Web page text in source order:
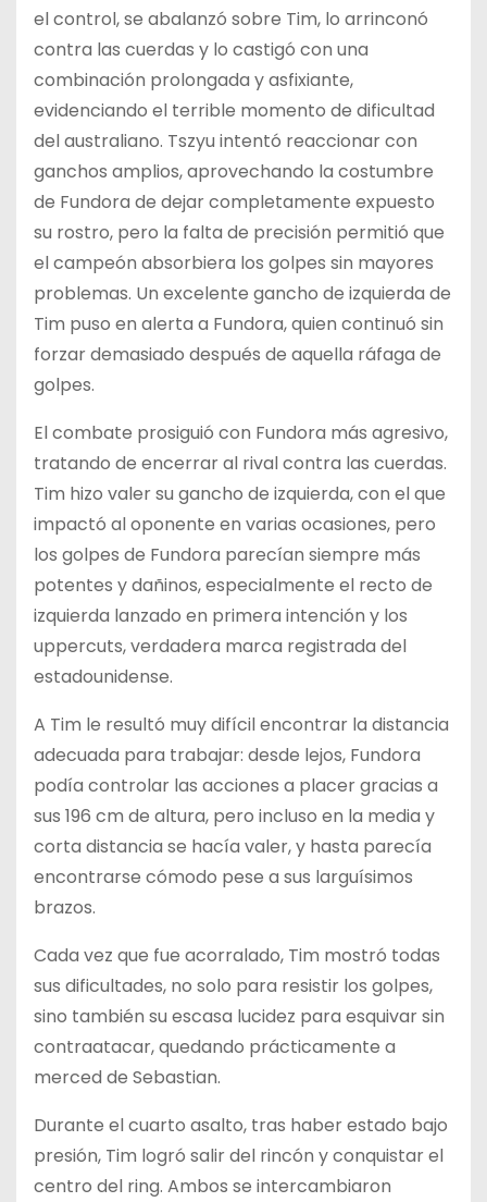
el control, se abalanzó sobre Tim, lo arrinconó
contra las cuerdas y lo castigó con una
combinación prolongada y asfixiante,
evidenciando el terrible momento de dificultad
del australiano. Tszyu intentó reaccionar con
ganchos amplios, aprovechando la costumbre
de Fundora de dejar completamente expuesto
su rostro, pero la falta de precisión permitió que
el campeón absorbiera los golpes sin mayores
problemas. Un excelente gancho de izquierda de
Tim puso en alerta a Fundora, quien continuó sin
forzar demasiado después de aquella ráfaga de
golpes.
El combate prosiguió con Fundora más agresivo,
tratando de encerrar al rival contra las cuerdas.
Tim hizo valer su gancho de izquierda, con el que
impactó al oponente en varias ocasiones, pero
los golpes de Fundora parecían siempre más
potentes y dañinos, especialmente el recto de
izquierda lanzado en primera intención y los
uppercuts, verdadera marca registrada del
estadounidense.
A Tim le resultó muy difícil encontrar la distancia
adecuada para trabajar: desde lejos, Fundora
podía controlar las acciones a placer gracias a
sus 196 cm de altura, pero incluso en la media y
corta distancia se hacía valer, y hasta parecía
encontrarse cómodo pese a sus larguísimos
brazos.
Cada vez que fue acorralado, Tim mostró todas
sus dificultades, no solo para resistir los golpes,
sino también su escasa lucidez para esquivar sin
contraatacar, quedando prácticamente a
merced de Sebastian.
Durante el cuarto asalto, tras haber estado bajo
presión, Tim logró salir del rincón y conquistar el
centro del ring. Ambos se intercambiaron